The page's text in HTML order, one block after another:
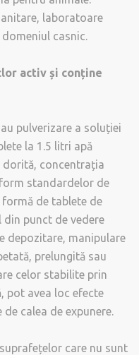
laboratoare
casnic.
activ și conține
pulverizare a soluției
la 1.5 litri apă
dorită, concentrația
standardelor de
de tablete de
din punct de vedere
depozitare, manipulare
prelungită sau
celor stabilite prin
pot avea loc efecte
calea de expunere.
care nu sunt